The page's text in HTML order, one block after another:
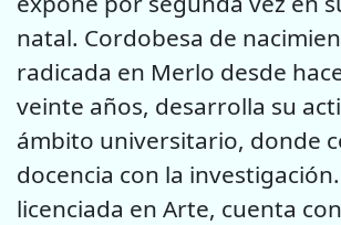
natal. Cordobesa de
radicada en Merlo desde
veinte años, desarrolla su
ámbito universitario, donde
docencia con la investigación.
licenciada en Arte, cuenta